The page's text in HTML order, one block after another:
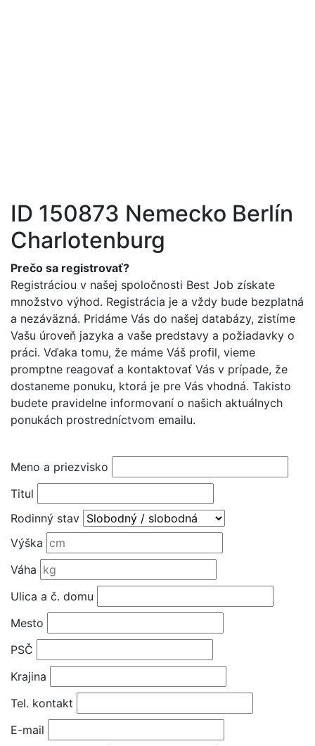
ID 150873 Nemecko Berlín
Charlotenburg
Prečo sa registrovať?
Registráciou v našej spoločnosti Best Job získate
množstvo výhod. Registrácia je a vždy bude bezplatná
a nezáväzná. Pridáme Vás do našej databázy, zistíme
Vašu úroveň jazyka a vaše predstavy a požiadavky o
práci. Vďaka tomu, že máme Váš profil, vieme
promptne reagovať a kontaktovať Vás v prípade, že
dostaneme ponuku, ktorá je pre Vás vhodná. Takisto
budete pravidelne informovaní o našich aktuálnych
ponukách prostredníctvom emailu.
Meno a priezvisko
Titul
Rodinný stav
Výška
Váha
Ulica a č. domu
Mesto
PSČ
Krajina
Tel. kontakt
E-mail